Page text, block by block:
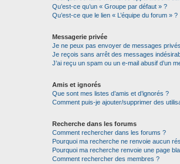
Qu’est-ce qu’un « Groupe par défaut » ?
Qu’est-ce que le lien « L’équipe du forum » ?
Messagerie privée
Je ne peux pas envoyer de messages
Je reçois sans arrêt des messages
J’ai reçu un spam ou un e-mail abusif d’un
Amis et ignorés
Que sont mes listes d’amis et d’ignorés ?
Comment puis-je ajouter/supprimer des
Recherche dans les forums
Comment rechercher dans les forums ?
Pourquoi ma recherche ne renvoie aucun
Pourquoi ma recherche renvoie une page
Comment rechercher des membres ?